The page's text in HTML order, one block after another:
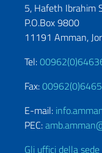
5, Hafeth Ibrahim
P.O.Box 9800
11191 Amman,
Tel:
Fax:
E-mail:
PEC:
Gli uffici della sede